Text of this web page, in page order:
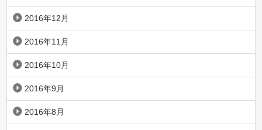
2016年12月
2016年11月
2016年10月
2016年9月
2016年8月